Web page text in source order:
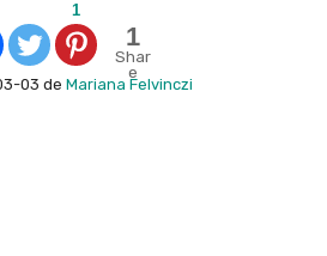
1
1
Shar
e
03 de Mariana Felvinczi